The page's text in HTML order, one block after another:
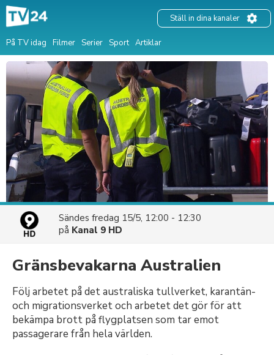
På TV idag Filmer Serier Sport Artiklar
Ställ in dina kanaler
Sändes fredag 15/5, 12:00 - 12:30
på Kanal 9 HD
Gränsbevakarna Australien
Följ arbetet på det australiska tullverket, karantän-
och migrationsverket och arbetet det gör för att
bekämpa brott på flygplatsen som tar emot
passagerare från hela världen.